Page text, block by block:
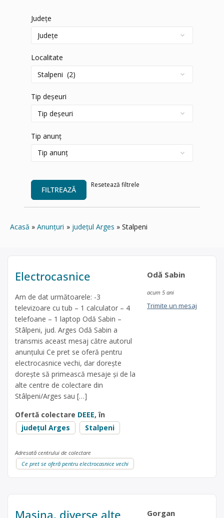
Județe
Localitate
Tip deșeuri
Tip anunț
FILTREAZĂ
Resetează filtrele
Acasă Anunțuri județul Arges Stalpeni
Electrocasnice
Am de dat următoarele: -3
televizoare cu tub – 1 calculator – 4
telefoane – 1 laptop Odă Sabin –
Stâlpeni, jud. Arges Odă Sabin a
transmis aceast mesaj către autorul
anunțului Ce pret se oferă pentru
electrocasnice vechi, dar dorește
dorește să primească mesaje și de la
alte centre de colectare din
Stâlpeni/Arges sau […]
Ofertă colectare DEEE, în
județul Arges
Stalpeni
Odă Sabin
acum 5 ani
Trimite un mesaj
Adresată centrului de colectare
Ce pret se oferă pentru electrocasnice vechi
Masina, diverse alte Gorgan